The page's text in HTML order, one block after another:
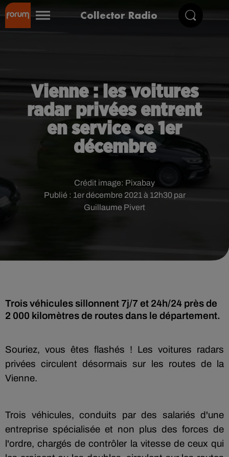
Collector Radio
Vienne : les voitures
radar privées entrent
en service ce 1er
décembre
Publié : 1er décembre 2021 à 12h30 par
Guillaume Pivert
Crédit image: Pixabay
Trois véhicules sillonnent 7j/7 et 24h/24 près de
Souriez, vous êtes flashés ! Les voitures radars
privées circulent désormais sur les routes de la
Vienne.
Trois véhicules, conduits par des salariés d'une
entreprise spécialisée et non plus des forces de
l'ordre, chargés de contrôler la vitesse de ceux qui